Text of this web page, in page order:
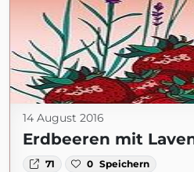
14 August 2016
Erdbeeren mit
71 0 Speichern